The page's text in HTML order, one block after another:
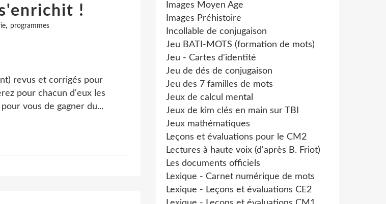
!
, programmes
revus et corrigés pour
pour chacun d'eux les
vous de gagner du...
Images Moyen Age
Images Préhistoire
Incollable de conjugaison
Jeu BATI-MOTS (formation de mots)
Jeu - Cartes d'identité
Jeu de dés de conjugaison
Jeu des 7 familles de mots
Jeux de calcul mental
Jeux de kim clés en main sur TBI
Jeux mathématiques
Leçons et évaluations pour le CM2
Lectures à haute voix (d'après B. Friot)
Les documents officiels
Lexique - Carnet numérique de mots
Lexique - Leçons et évaluations CE2